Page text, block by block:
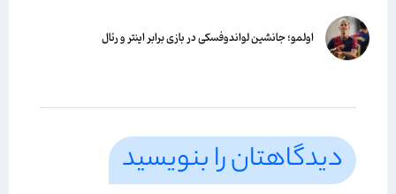
اولمو؛ جانشین لواندوفسکی در بازی برابر اینتر و رئال
دیدگاهتان را بنویسید